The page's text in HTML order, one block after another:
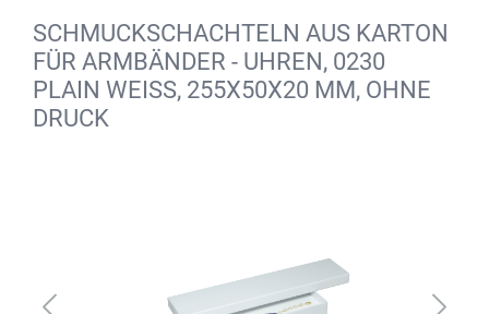
SCHMUCKSCHACHTELN AUS KARTON
FÜR ARMBÄNDER - UHREN, 0230
PLAIN WEISS, 255X50X20 MM, OHNE
DRUCK